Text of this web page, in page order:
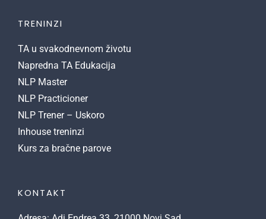
TRENINZI
TA u svakodnevnom životu
Napredna TA Edukacija
NLP Master
NLP Practicioner
NLP Trener – Uskoro
Inhouse treninzi
Kurs za bračne parove
KONTAKT